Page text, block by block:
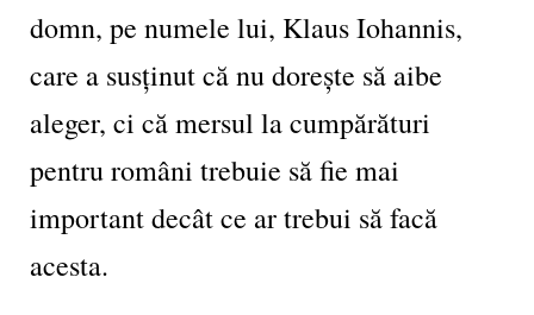
domn, pe numele lui, Klaus Iohannis,
care a susținut că nu dorește să aibe
aleger, ci că mersul la cumpărături
pentru români trebuie să fie mai
important decât ce ar trebui să facă
acesta.